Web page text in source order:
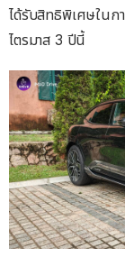
ได้รับสิทธิพิเศษในก
ไตรมาส 3 ปีนี้